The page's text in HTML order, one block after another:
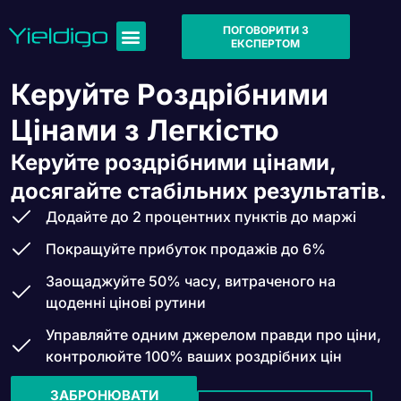
ПОГОВОРИТИ З
ЕКСПЕРТОМ
Керуйте Роздрібними
Цінами з Легкістю
Керуйте роздрібними цінами,
досягайте стабільних результатів.
Додайте до 2 процентних пунктів до маржі
Покращуйте прибуток продажів до 6%
Заощаджуйте 50% часу, витраченого на
щоденні цінові рутини
Управляйте одним джерелом правди про ціни,
контролюйте 100% ваших роздрібних цін
ЗАБРОНЮВАТИ